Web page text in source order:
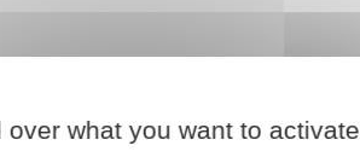
what you want to activate